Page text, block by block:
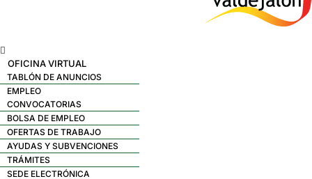
Menú
OFICINA VIRTUAL
TABLÓN DE ANUNCIOS
EMPLEO
CONVOCATORIAS
BOLSA DE EMPLEO
OFERTAS DE TRABAJO
AYUDAS Y SUBVENCIONES
TRÁMITES
SEDE ELECTRÓNICA